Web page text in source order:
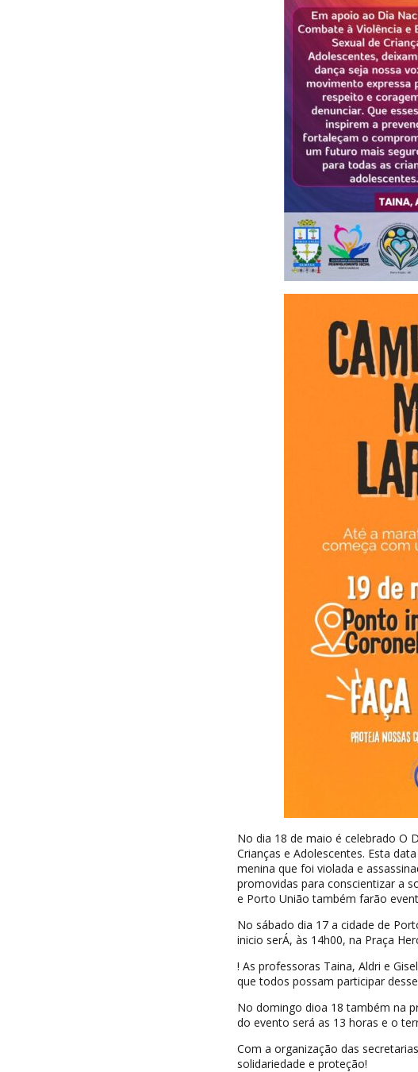
No dia 18 de maio é celebrado O
Crianças e Adolescentes. Esta
menina que foi violada e
promovidas para conscientizar a
e Porto União também farão
No sábado dia 17 a cidade de
inicio serÁ, às 14h00, na Praça
! As professoras Taina, Aldri e
que todos possam participar
No domingo dioa 18 também na
do evento será as 13 horas e o
Com a organização das
solidariedade e proteção!